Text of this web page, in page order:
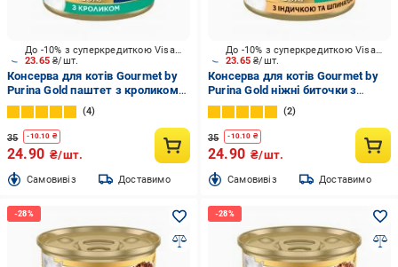
23.65₴/шт.
До -10% з суперкредиткою Visa Вигода
Консерва для котів Gourmet by
Purina Gold паштет з кроликом
85 г
4
35 -10.10 ₴
24.90 ₴/шт.
Cамовивіз Доставимо
23.65₴/шт.
До -10% з суперкредиткою Visa Вигода
Консерва для котів Gourmet by
Purina Gold ніжні биточки з
індичкою і шпинатом 85 г
2
35 -10.10 ₴
24.90 ₴/шт.
Cамовивіз Доставимо